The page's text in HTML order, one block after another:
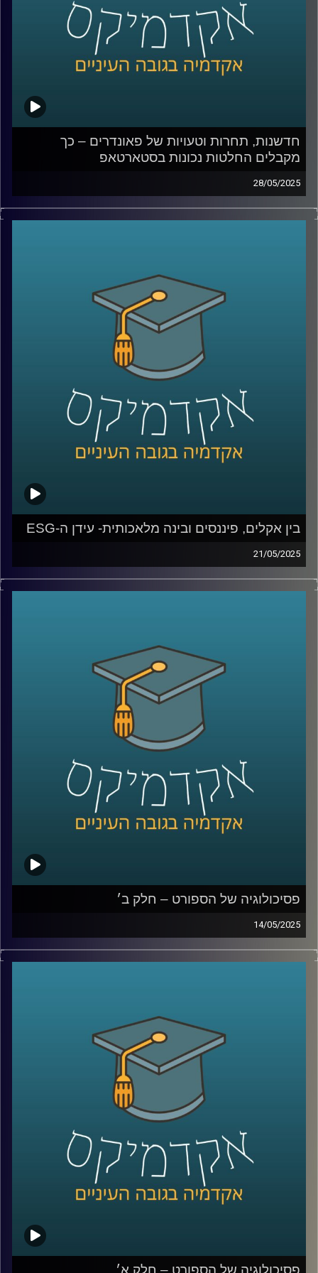
האם רובוט יכול לגרום לי לקנות משהו, או דווקא לגרום לי
להרגיש שייך? ואיפה עובר הקו בין טכנולוגיה שמשפרת את
חיינו לכזו שמעצבת אותנו מבלי שנרגיש
קרדיט תמונות:AudioVersity
חדשנות, תחרות וטעויות של פאונדרים – כך
מקבלים החלטות נכונות בסטארטאפ
28/05/2025
מה קורה כשסטארטאפ נכנס לשוק תחרותי?
האם ניסיון קודם ומעורבות הפאונדרים תמיד עוזרים או
בפרק הזה של אקדמיקס אני מארחת את פרופ’ ניראון חשאי,
דיקן בית הספר אריסון למנהל עסקים באוניברסיטת רייכמן,
חוקר מוביל בתחום האסטרטגיה, חדשנות ויזמות.
נשוחח על מצבה של ישראל כ”אומת הסטארטאפ”, על
מהמחקרים שלו – שמלמדים אותנו איך תחרות, חדשנות וניסיון
מעצבים את ההצלחה של חברות.
קרדיט תמונות:AudioVersity
בין אקלים, פיננסים ובינה מלאכותית- עידן ה-ESG
21/05/2025
עולם הפיננסים, שהיה מזוהה במשך עשורים עם מספרים,
רווחים וצמיחה, מתמודד היום עם שאלות נוספות: איך
והאם ייתכן שכלכלה, חברה וסביבה לא עומדות בסתירה אלא
דווקא תלויות זו בזו?
במקביל, הבינה המלאכותית היוצרת נכנסת לעולמנו בקצב
מסחרר, ומציעה פתרונות טכנולוגיים פורצי דרך לאתגרים
אבל גם כאן ההתלהבות מלווה בחשש: מה ההשפעה של
האלגוריתמים על פרטיות, תעסוקה וצריכת אנרגיה?
האם מדובר במהפכה ירוקה או באשליה מסוכנת?
כדי לדבר על כל השאלות האלו, נמצא איתנו היום אחד הקולות
המובילים בישראל בכל מה שקשור ל-ESG, פיננסים ומנהיגות
יאיר אבידן, יו״ר הועדה המייעצת וראש פורום עמיתים במרכז
אריסון ל-ESG באוניברסיטת רייכמן, ולשעבר המפקח על
הבנקים שמאחוריו תפקידים מרכזיים בכלכלה הישראלית.
קרדיט תמונות:AudioVersity
פסיכולוגיה של הספורט – חלק ב׳
14/05/2025
קשיים מנטלים של ספורטאים, שופטים ורפורמות בתחום
ובפרק הזה נמשיך ונדבר עם ד״ר רועי סמואל, חוקר ומרצה
בפסיכולוגיה של הספורט והפעילות הגופנית בחטיבת
הפסיכולוגיה של הספורט, המאמץ, והביצוע באוניברסיטת
נעמיק בתחום המשברים נפשיים, פציעות, אולימפיאדה,
התמודדויות וטעויות של ספורטאים, מעורבות הורית ותיאוריות
משמעותיות בתחום שמקבלות תוקף ממש בימים אלו.
קרדיט תמונות:AudioVersity
פסיכולוגיה של הספורט – חלק א׳